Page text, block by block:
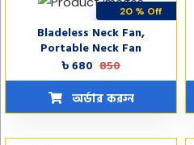
20 % Off
STOCK OUT
Bladeless Neck Fan,
Portable Neck Fan
৳ 680 850
অর্ডার করুন